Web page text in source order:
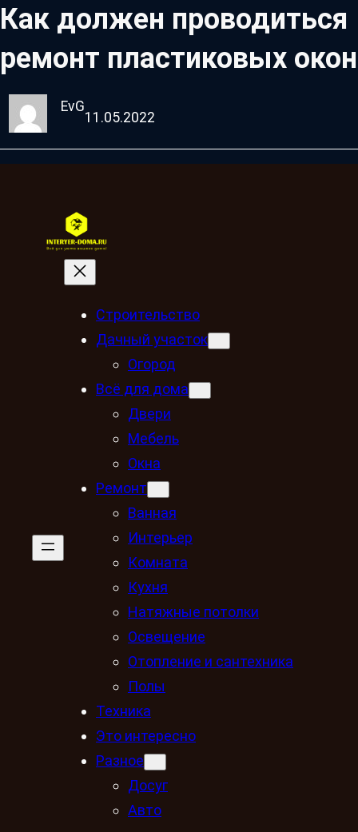
Как должен проводиться
ремонт пластиковых окон
EvG
11.05.2022
Строительство
Дачный участок
Огород
Всё для дома
Двери
Мебель
Окна
Ремонт
Ванная
Интерьер
Комната
Кухня
Натяжные потолки
Освещение
Отопление и сантехника
Полы
Техника
Это интересно
Разное
Досуг
Авто